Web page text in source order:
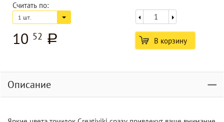
Считать по:
1 шт.
10 52 a В корзину
Описание